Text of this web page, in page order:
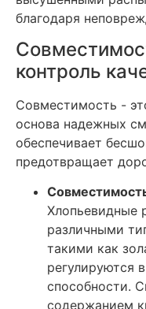
благодаря
контроль
Совместимость -
основа надежных
обеспечивает
предотвращает
Хлопьевидные
различными
такими как
регулируются
способности.
содержанием